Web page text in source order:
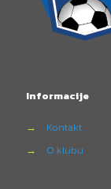
Informacije
→
Kontakt
→
O klubu